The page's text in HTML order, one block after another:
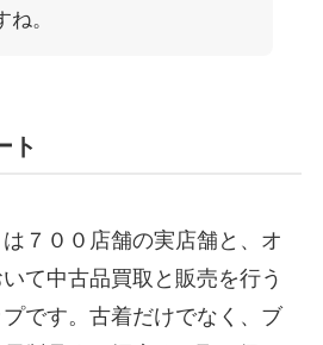
ね。
ト
７００店舗の実店舗と、オ
て中古品買取と販売を行う
です。古着だけでなく、ブ